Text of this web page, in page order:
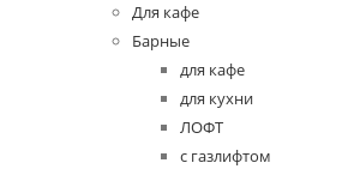
Для кафе
Барные
для кафе
для кухни
ЛОФТ
с газлифтом